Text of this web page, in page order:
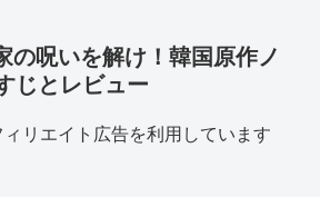
の呪いを解け！韓国原作ノ
じとレビュー
リエイト広告を利用しています